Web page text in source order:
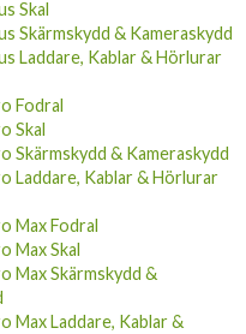
Skal
Skärmskydd & Kameraskydd
Laddare, Kablar & Hörlurar
Fodral
Skal
Skärmskydd & Kameraskydd
Laddare, Kablar & Hörlurar
Max Fodral
Max Skal
Max Skärmskydd &
Max Laddare, Kablar &